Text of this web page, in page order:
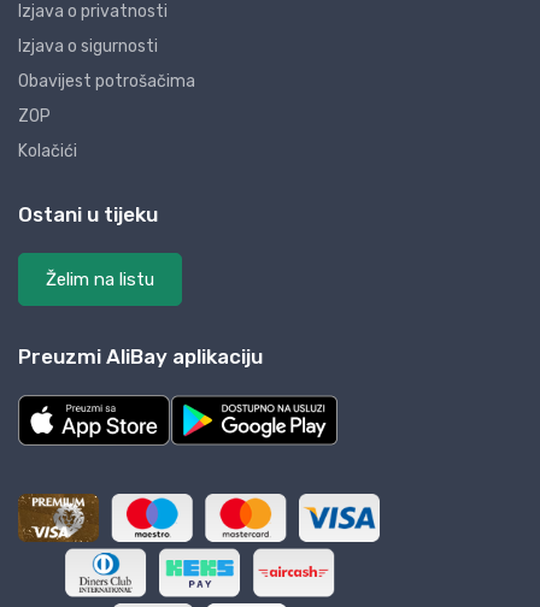
Izjava o privatnosti
Izjava o sigurnosti
Obavijest potrošačima
ZOP
Kolačići
Ostani u tijeku
Želim na listu
Preuzmi AliBay aplikaciju